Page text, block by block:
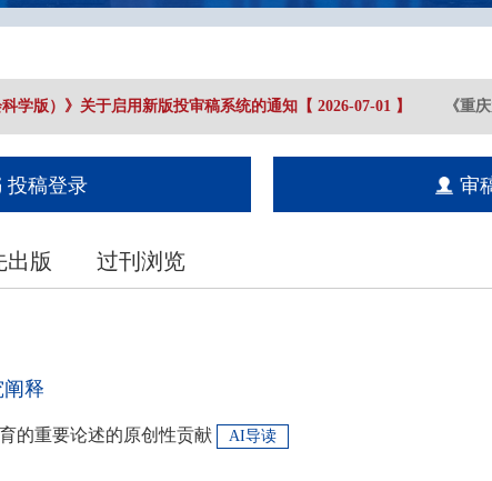
学版）》关于启用新版投审稿系统的通知【 2026-07-01】 《重庆
投稿登录 审
出版 过刊浏览
释
的重要论述的原创性贡献 AI导读